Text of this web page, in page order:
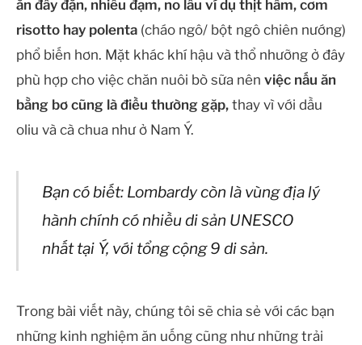
ăn đầy đặn, nhiều đạm, no lâu ví dụ thịt hầm, cơm
risotto hay polenta (cháo ngô/ bột ngô chiên nướng)
phổ biến hơn. Mặt khác khí hậu và thổ nhưỡng ở đây
phù hợp cho việc chăn nuôi bò sữa nên việc nấu ăn
bằng bơ cũng là điều thường gặp, thay vì với dầu
oliu và cà chua như ở Nam Ý.
Bạn có biết: Lombardy còn là vùng địa lý
hành chính có nhiều di sản UNESCO
nhất tại Ý, với tổng cộng 9 di sản.
Trong bài viết này, chúng tôi sẽ chia sẻ với các bạn
những kinh nghiệm ăn uống cũng như những trải